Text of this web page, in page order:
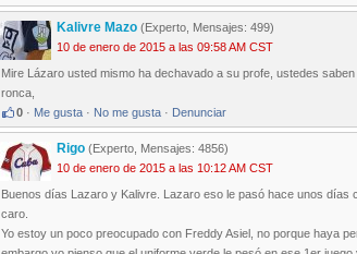
Kalivre Mazo (Experto, Mensajes: 499)
10 de enero de 2015 a las 09:58 AM CST
Mire Lázaro usted mismo ha dechavado a su profe, ustedes
ronca,
0 · Me gusta · No me gusta · Denunciar
Rigo (Experto, Mensajes: 4856)
10 de enero de 2015 a las 10:12 AM CST
Buenos días Lazaro y Kalivre. Lazaro eso le pasó hace unos
caro.
Yo estoy un poco preocupado con Freddy Asiel, no porque haya